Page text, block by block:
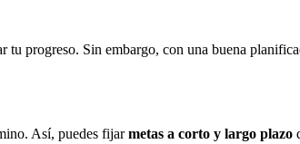
progreso. Sin embargo, con una buena
Así, puedes fijarmetas a corto y largo plazo